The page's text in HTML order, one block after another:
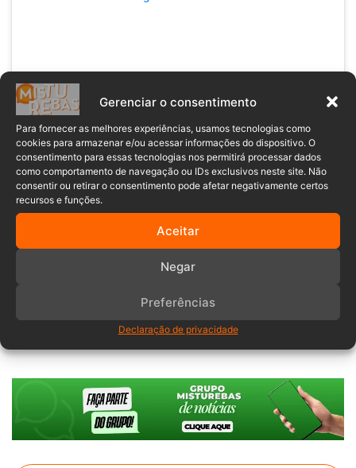
Gerenciar o consentimento
Para fornecer as melhores experiências, usamos tecnologias como
cookies para armazenar e/ou acessar informações do dispositivo. O
consentimento para essas tecnologias nos permitirá processar dados
como comportamento de navegação ou IDs exclusivos neste site. Não
consentir ou retirar o consentimento pode afetar negativamente certos
recursos e funções.
Aceitar
Negar
Preferências
Declaração de privacidade
festa Polícia Militar